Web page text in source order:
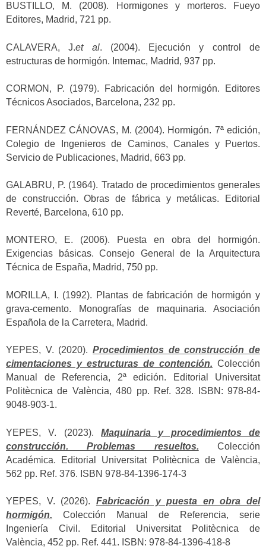
BUSTILLO, M. (2008). Hormigones y morteros. Fueyo
Editores, Madrid, 721 pp.
CALAVERA, J.et al. (2004). Ejecución y control de
estructuras de hormigón. Intemac, Madrid, 937 pp.
CORMON, P. (1979). Fabricación del hormigón. Editores
Técnicos Asociados, Barcelona, 232 pp.
FERNÁNDEZ CÁNOVAS, M. (2004). Hormigón. 7ª edición,
Colegio de Ingenieros de Caminos, Canales y Puertos.
Servicio de Publicaciones, Madrid, 663 pp.
GALABRU, P. (1964). Tratado de procedimientos generales
de construcción. Obras de fábrica y metálicas. Editorial
Reverté, Barcelona, 610 pp.
MONTERO, E. (2006). Puesta en obra del hormigón.
Exigencias básicas. Consejo General de la Arquitectura
Técnica de España, Madrid, 750 pp.
MORILLA, I. (1992). Plantas de fabricación de hormigón y
grava-cemento. Monografías de maquinaria. Asociación
Española de la Carretera, Madrid.
YEPES, V. (2020). Procedimientos de construcción de
cimentaciones y estructuras de contención. Colección
Manual de Referencia, 2ª edición. Editorial Universitat
Politècnica de València, 480 pp. Ref. 328. ISBN: 978-84-
9048-903-1.
YEPES, V. (2023). Maquinaria y procedimientos de
construcción. Problemas resueltos. Colección
Académica. Editorial Universitat Politècnica de València,
562 pp. Ref. 376. ISBN 978-84-1396-174-3
YEPES, V. (2026). Fabricación y puesta en obra del
hormigón. Colección Manual de Referencia, serie
Ingeniería Civil. Editorial Universitat Politècnica de
València, 452 pp. Ref. 441. ISBN: 978-84-1396-418-8